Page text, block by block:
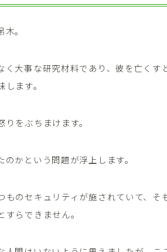
。
く大事な研究材料であり、彼を亡くす
ます。
をぶちまけます。
かという問題が浮上します。
ものセキュリティが施されていて、そ
らできません。